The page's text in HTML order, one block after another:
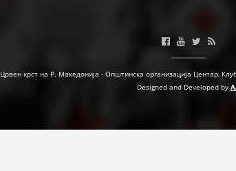
БРОШУРИ
ПОСТЕРИ
Црвен крст на Р. Македонија - Општинска организација Центар,
Designed and Developed by